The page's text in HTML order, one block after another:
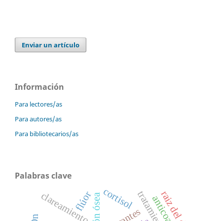
Enviar un artículo
Información
Para lectores/as
Para autores/as
Para bibliotecarios/as
Palabras clave
clareamiento
flúor cortisol